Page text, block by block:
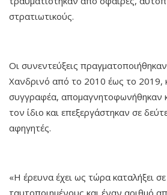
στρατιωτικούς.
Οι συνεντεύξεις
Χανδρινό από το 2010 έως το 2019,
συγγραφέα, απομαγνητοφωνήθηκαν
τον ίδιο και επεξεργάστηκαν σε
αφηγητές.
«Η έρευνα έχει ως τώρα καταλήξει σε
ταυτοποιημένους και έναν αριθμό